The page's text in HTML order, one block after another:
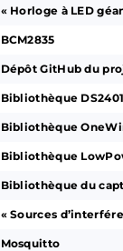
« Horloge à LED
BCM2835
Dépôt GitHub du
Bibliothèque DS2401
Bibliothèque
Bibliothèque
Bibliothèque du
« Sources
Mosquitto